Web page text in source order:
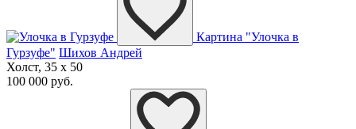
Картина "Улочка в
Гурзуфе" Шихов Андрей
Холст, 35 x 50
100 000 руб.